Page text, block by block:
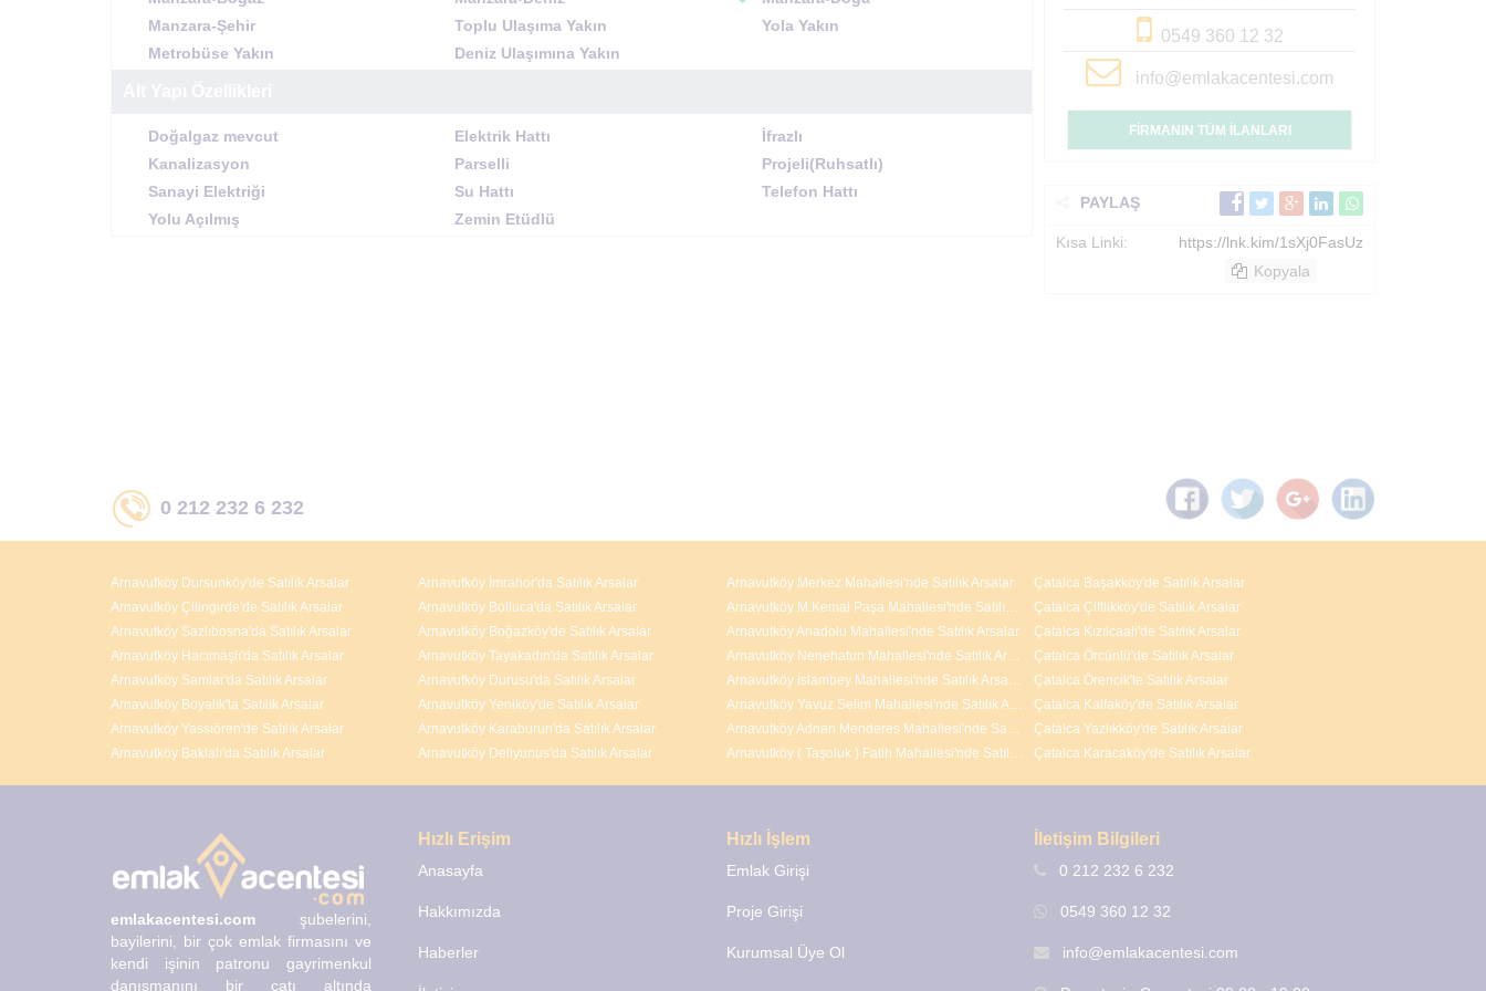
Manzara-Şehir
Toplu Ulaşıma Yakın
Yola Yakın
Metrobüse Yakın
Deniz Ulaşımına Yakın
Doğalgaz mevcut Elektrik Hattı
İfrazlı
Kanalizasyon
Parselli
Projeli(Ruhsatlı)
Sanayi Elektriği
Su Hattı
Telefon Hattı
Yolu Açılmış
Zemin Etüdlü
0549 360 12 32
info@emlakacentesi.com
FİRMANIN TÜM İLANLARI
PAYLAŞ
Kısa Linki:
https://lnk.kim/1sXj0FasUz
Kopyala
0 212 232 6 232
Arnavutköy Dursunköy'de Satılık Arsalar
Arnavutköy Çilingirde'de Satılık Arsalar
Arnavutköy Sazlıbosna'da Satılık Arsalar
Arnavutköy Hacımaşlı'da Satılık Arsalar
Arnavutköy Samlar'da Satılık Arsalar
Arnavutköy Boyalık'ta Satılık Arsalar
Arnavutköy Yassıören'de Satılık Arsalar
Arnavutköy Baklalı'da Satılık Arsalar
Arnavutköy İmrahor'da Satılık Arsalar
Arnavutköy Bolluca'da Satılık Arsalar
Arnavutköy Boğazköy'de Satılık Arsalar
Arnavutköy Tayakadın'da Satılık Arsalar
Arnavutköy Durusu'da Satılık Arsalar
Arnavutköy Yeniköy'de Satılık Arsalar
Arnavutköy Karaburun'da Satılık Arsalar
Arnavutköy Deliyunus'da Satılık Arsalar
Arnavutköy Merkez Mahallesi'nde Satılık Arsalar
Arnavutköy M.Kemal Paşa Mahallesi'nde Satılık Arsalar
Arnavutköy Anadolu Mahallesi'nde Satılık Arsalar
Arnavutköy Nenehatun Mahallesi'nde Satılık Arsalar
Arnavutköy İslambey Mahallesi'nde Satılık Arsalar
Arnavutköy Yavuz Selim Mahallesi'nde Satılık Arsalar
Arnavutköy Adnan Menderes Mahallesi'nde Satılık Arsalar
Arnavutköy ( Taşoluk ) Fatih Mahallesi'nde Satılık Arsalar
Çatalca Başakköy'de Satılık Arsalar
Çatalca Çiftlikköy'de Satılık Arsalar
Çatalca Kızılcaali'de Satılık Arsalar
Çatalca Örcünlü'de Satılık Arsalar
Çatalca Örencik'te Satılık Arsalar
Çatalca Kalfaköy'de Satılık Arsalar
Çatalca Yazlıkköy'de Satılık Arsalar
Çatalca Karacaköy'de Satılık Arsalar
emlakacentesi.com şubelerini,
bayilerini, bir çok emlak firmasını ve
kendi işinin patronu gayrimenkul
danışmanını bir çatı altında
Hızlı Erişim
Anasayfa
Hakkımızda
Haberler
Hızlı İşlem
Emlak Girişi
Proje Girişi
Kurumsal Üye Ol
İletişim Bilgileri
0 212 232 6 232
0549 360 12 32
info@emlakacentesi.com